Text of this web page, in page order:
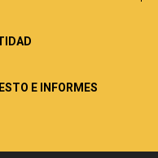
E INFORMES